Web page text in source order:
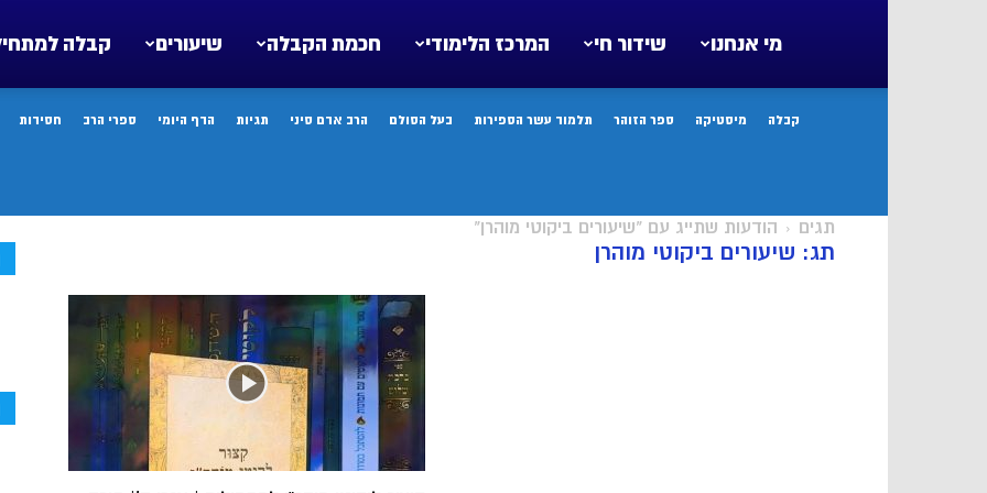
קבלה שיעורים חכמת הקבלה המרכז הלימודי שידור חי מי אנחנו
קבלה מיסטיקה ספר הזוהר תלמוד עשר הספירות בעל הסולם הרב אדם סיני תגיות הדף היומי ספרי הרב חסידות
תגים הודעות שתייג עם "שיעורים ביקוטי מוהרן"
תג: שיעורים ביקוטי מוהרן